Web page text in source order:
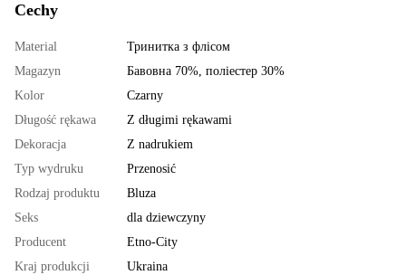
Cechy
Material
Тринитка з флісом
Magazyn
Бавовна 70%, поліестер 30%
Kolor
Czarny
Długość rękawa
Z długimi rękawami
Dekoracja
Z nadrukiem
Typ wydruku
Przenosić
Rodzaj produktu
Bluza
Seks
dla dziewczyny
Producent
Etno-City
Kraj produkcji
Ukraina